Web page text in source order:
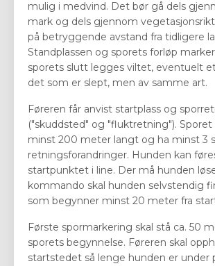
mulig i medvind. Det bør gå dels
mark og dels gjennom
på betryggende avstand fra tidligere
Standplassen og sporets forløp
sporets slutt legges viltet, eventuelt
det som er slept, men av samme art.
Føreren får anvist startplass og
("skuddsted" og "fluktretning").
minst 200 meter langt og ha minst 3
retningsforandringer. Hunden kan
startpunktet i line. Der må hunden
kommando skal hunden selvstendig
som begynner minst 20 meter fra
Første spormarkering skal stå ca. 50
sporets begynnelse. Føreren skal
startstedet så lenge hunden er under